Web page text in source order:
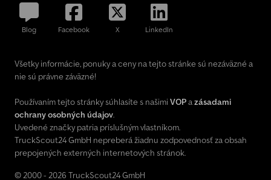
Blog Facebook X LinkedIn
Všetky informácie, ponuky a ceny na tejto stránke sú nezáväzné a
nie sú právne záväzné!
Používaním tejto stránky súhlasíte s našimi VOPazásadami
ochrany osobných údajov.
Uvedené značky patria príslušným vlastníkom.
TruckScout24 GmbH nepreberá žiadnu zodpovednosť za obsah
prepojených externých internetových stránok.
© 2000 - 2026 TruckScout24 GmbH